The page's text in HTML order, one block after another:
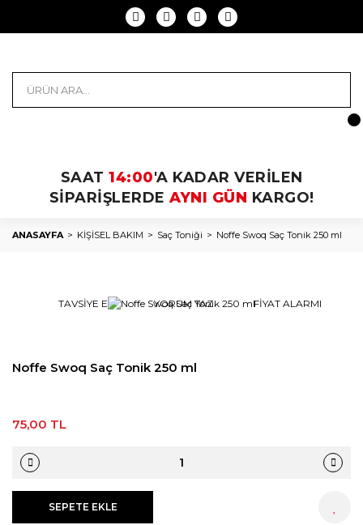
SAAT 14:00'A KADAR VERİLEN
SİPARİŞLERDE AYNI GÜN KARGO!
ANASAYFA KİŞİSEL BAKIM Saç Toniği Noffe Swoq Saç Tonik 250 ml
TAVSİYE ET YORUM YAZ FİYAT ALARMI
Noffe Swoq Saç Tonik 250 ml
75,00 TL
SEPETE EKLE